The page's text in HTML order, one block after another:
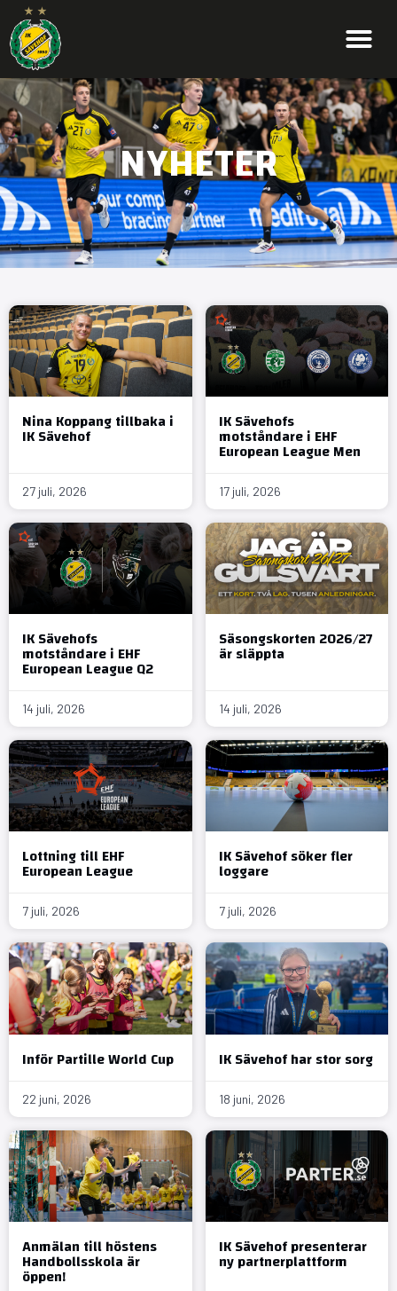
NYHETER
Nina Koppang tillbaka i
IK Sävehof
27 juli, 2026
IK Sävehofs
motståndare i EHF
European League Men
17 juli, 2026
IK Sävehofs
motståndare i EHF
European League Q2
14 juli, 2026
Säsongskorten 2026/27
är släppta
14 juli, 2026
Lottning till EHF
European League
7 juli, 2026
IK Sävehof söker fler
loggare
7 juli, 2026
Inför Partille World Cup
22 juni, 2026
IK Sävehof har stor sorg
18 juni, 2026
Anmälan till höstens
Handbollsskola är
öppen!
IK Sävehof presenterar
ny partnerplattform